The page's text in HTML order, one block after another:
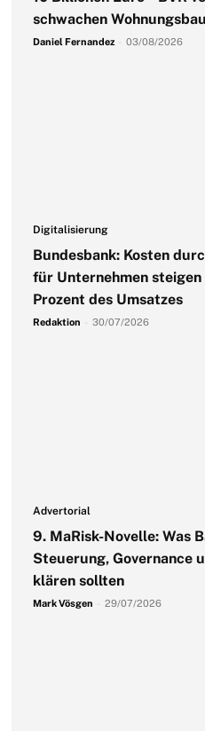
schwachen Wohnungsbau
Daniel Fernandez 03/08/2026
Digitalisierung
Bundesbank: Kosten
für Unternehmen steigen
Prozent des Umsatzes
Redaktion 30/07/2026
Advertorial
9. MaRisk-Novelle: Was
Steuerung, Governance
klären sollten
Mark Vösgen 29/07/2026